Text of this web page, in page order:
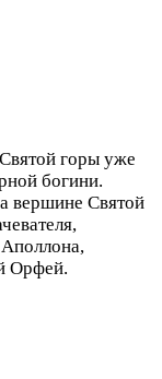
горы уже
богини.
вершине Святой
Орфей.